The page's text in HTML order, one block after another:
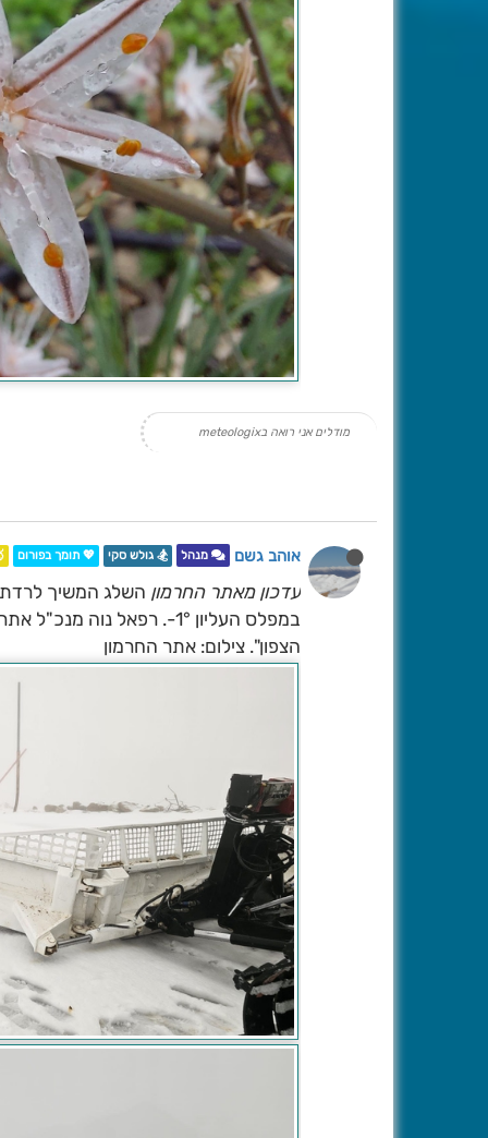
מודלים אני רואה בmeteologix
אוהב גשם מנהל 🏂 גולש סקי 💖 תומך בפורום
עדכון מאתר החרמון
במפלס העליון 1°-. רפאל
הצפון". צילום: אתר החרמון